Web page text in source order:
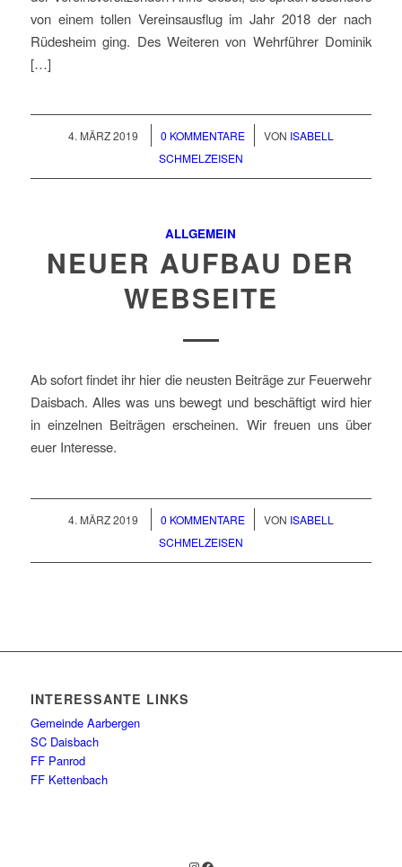
von einem tollen Vereinsausflug im Jahr 2018 der nach
Rüdesheim ging. Des Weiteren von Wehrführer Dominik
[…]
4. MÄRZ 2019
/ 0 KOMMENTARE
/ VON ISABELL
SCHMELZEISEN
ALLGEMEIN
NEUER AUFBAU DER
WEBSEITE
Ab sofort findet ihr hier die neusten Beiträge zur Feuerwehr
Daisbach. Alles was uns bewegt und beschäftigt wird hier
in einzelnen Beiträgen erscheinen. Wir freuen uns über
euer Interesse.
4. MÄRZ 2019
/ 0 KOMMENTARE
/ VON ISABELL
SCHMELZEISEN
INTERESSANTE LINKS
Gemeinde Aarbergen
SC Daisbach
FF Panrod
FF Kettenbach